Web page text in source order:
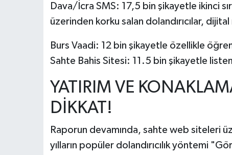
Dava/İcra SMS: 17,5 bin şikayetle ikinci
üzerinden korku salan dolandırıcılar,
Burs Vaadi: 12 bin şikayetle özellikle
Sahte Bahis Sitesi: 11.5 bin şikayetle
YATIRIM VE
DİKKAT!
Raporun devamında, sahte web siteleri
yılların popüler dolandırıcılık yöntemi